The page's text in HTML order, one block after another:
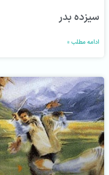
سیزده بدر
ادامه مطلب »